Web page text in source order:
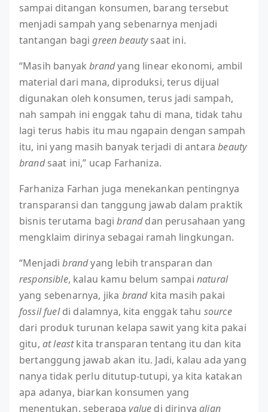
sampai ditangan konsumen, barang tersebut
menjadi sampah yang sebenarnya menjadi
tantangan bagigreen beautysaat ini.
“Masih banyakbrandyang linear ekonomi, ambil
material dari mana, diproduksi, terus dijual
digunakan oleh konsumen, terus jadi sampah,
nah sampah ini enggak tahu di mana, tidak tahu
lagi terus habis itu mau ngapain dengan sampah
itu, ini yang masih banyak terjadi di antarabeauty
brandsaat ini,” ucap Farhaniza.
Farhaniza Farhan juga menekankan pentingnya
transparansi dan tanggung jawab dalam praktik
bisnis terutama bagibranddan perusahaan yang
mengklaim dirinya sebagai ramah lingkungan.
“Menjadibrandyang lebih transparan dan
responsible, kalau kamu belum sampai natural
yang sebenarnya, jika brandkita masih pakai
fossil fueldi dalamnya, kita enggak tahu source
dari produk turunan kelapa sawit yang kita pakai
gitu, at leastkita transparan tentang itu dan kita
bertanggung jawab akan itu. Jadi, kalau ada yang
nanya tidak perlu ditutup-tutupi, ya kita katakan
apa adanya, biarkan konsumen yang
menentukan, seberapavalue di dirinyaalign